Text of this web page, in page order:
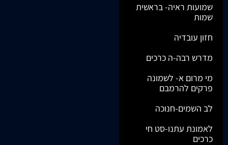
שמועות ראיה- בראשית
שמות
חזון עובדיה
מדרש רבה-ה כרכים
מי מרום א- לשמונה
פרקים להרמבם
לב השמים-חנוכה
לאמונת עתנו-סט חי
כרכים